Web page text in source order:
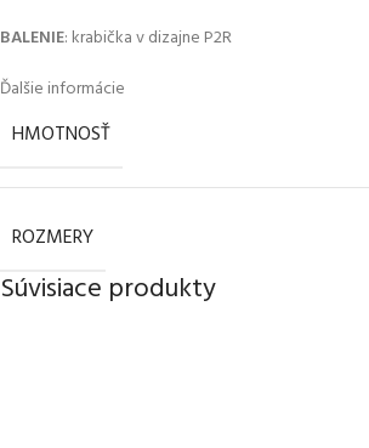
BALENIE: krabička v dizajne P2R
Ďalšie informácie
HMOTNOSŤ
ROZMERY
Súvisiace produkty